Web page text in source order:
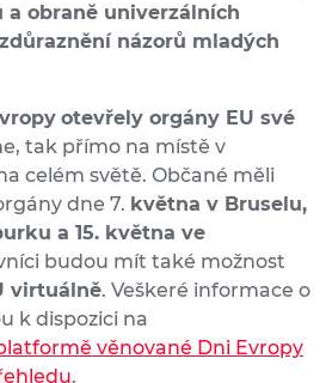
a obraně univerzálních
názorů mladých
otevřely orgány EU své
tak přímo na místě v
celém světě. Občané měli
dne 7. května v Bruselu,
a 15. května ve
budou mít také možnost
virtuálně. Veškeré informace o
k dispozici na
věnované Dni Evropy
.